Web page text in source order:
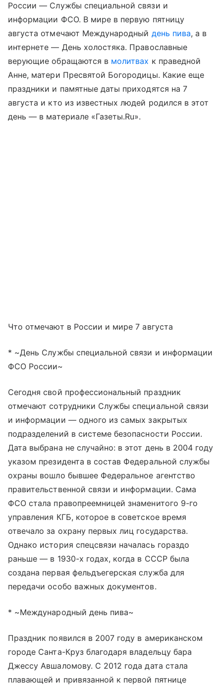
России — Службы специальной связи и
информации ФСО. В мире в первую пятницу
августа отмечают Международный день пива, а в
интернете — День холостяка. Православные
верующие обращаются в молитвах к праведной
Анне, матери Пресвятой Богородицы. Какие еще
праздники и памятные даты приходятся на 7
августа и кто из известных людей родился в этот
день — в материале «Газеты.Ru».
Что отмечают в России и мире 7 августа
* ~День Службы специальной связи и информации
ФСО России~
Сегодня свой профессиональный праздник
отмечают сотрудники Службы специальной связи
и информации — одного из самых закрытых
подразделений в системе безопасности России.
Дата выбрана не случайно: в этот день в 2004 году
указом президента в состав Федеральной службы
охраны вошло бывшее Федеральное агентство
правительственной связи и информации. Сама
ФСО стала правопреемницей знаменитого 9-го
управления КГБ, которое в советское время
отвечало за охрану первых лиц государства.
Однако история спецсвязи началась гораздо
раньше — в 1930-х годах, когда в СССР была
создана первая фельдъегерская служба для
передачи особо важных документов.
* ~Международный день пива~
Праздник появился в 2007 году в американском
городе Санта-Круз благодаря владельцу бара
Джессу Авшаломову. С 2012 года дата стала
плавающей и привязанной к первой пятнице